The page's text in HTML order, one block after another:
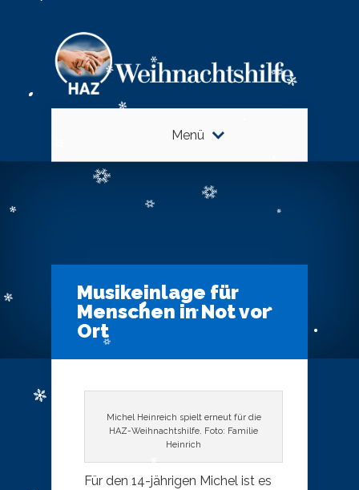
Menü
Musikeinlage für
Menschen in Not vor
Ort
Michel Heinreich spielt erneut für die
HAZ-Weihnachtshilfe. Foto: Familie
Heinrich
Für den 14-jährigen Michel ist es